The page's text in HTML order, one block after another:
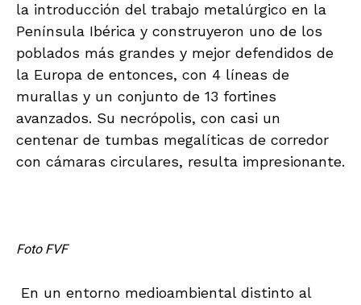
la introducción del trabajo metalúrgico en la
Península Ibérica y construyeron uno de los
poblados más grandes y mejor defendidos de
la Europa de entonces, con 4 líneas de
murallas y un conjunto de 13 fortines
avanzados. Su necrópolis, con casi un
centenar de tumbas megalíticas de corredor
con cámaras circulares, resulta impresionante.
Foto FVF
En un entorno medioambiental distinto al